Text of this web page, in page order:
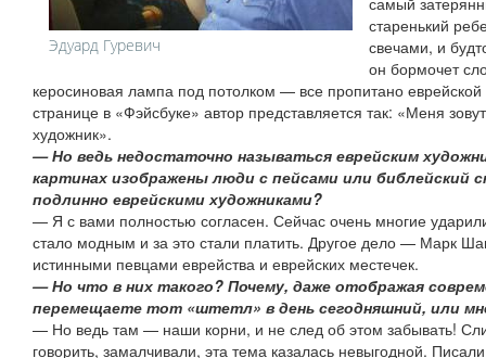
Эдуард Гуревич
старенький
свечами, и
он бормочет
керосиновая лампа под потолком — все пропитано
странице в «Фэйсбуке» автор представляется так: «Меня
художник».
— Но ведь недостаточно называться еврейским
картинах изображены люди с пейсами или библейский
подлинно еврейскими художниками?
— Я с вами полностью согласен. Сейчас очень многие
стало модным и за это стали платить. Другое дело — Марк
истинными певцами еврейства и еврейских местечек.
— Но что в них такого? Почему, даже отображая
перемещаете тот «штетл» в день сегодняшний, или
— Но ведь там — наши корни, и не след об этом забывать!
говорить, замалчивали, эта тема казалась невыгодной.